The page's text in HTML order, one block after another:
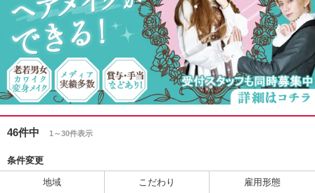
46件中 1～30件表示
条件変更
地域 こだわり 雇用形態